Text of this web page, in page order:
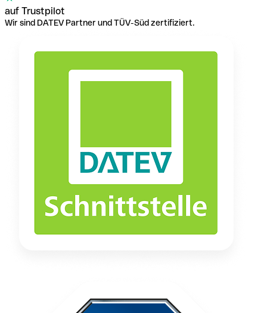
auf Trustpilot
Wir sind DATEV Partner und TÜV-Süd zertifiziert.